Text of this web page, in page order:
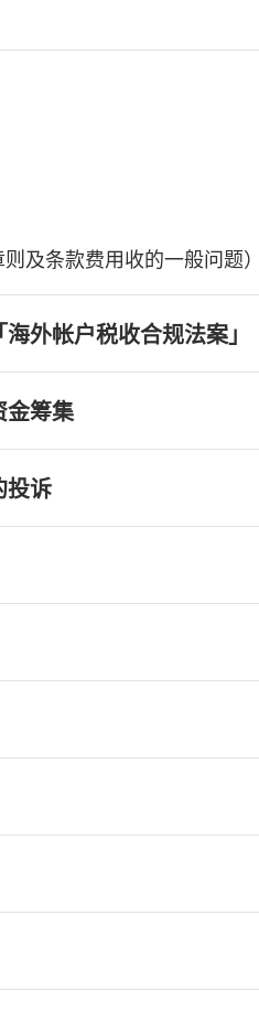
及条款费用收的一般问题）
外帐户税收合规法案」
金筹集
投诉